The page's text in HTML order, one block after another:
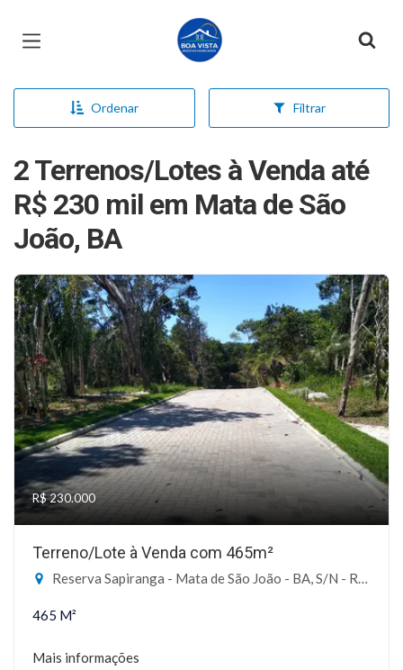
Página inicial
Ordenar Filtrar
2 Terrenos/Lotes à Venda até
R$ 230 mil em Mata de São
João, BA
R$ 230.000
Terreno/Lote à Venda com 465m²
Reserva Sapiranga - Mata de São João - BA, S/N - Reserva Sapiranga, Mata de São João-BA
465 M²
Mais informações